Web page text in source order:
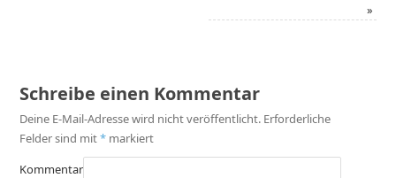
»
Schreibe einen Kommentar
Deine E-Mail-Adresse wird nicht veröffentlicht. Erforderliche
Felder sind mit*markiert
Kommentar